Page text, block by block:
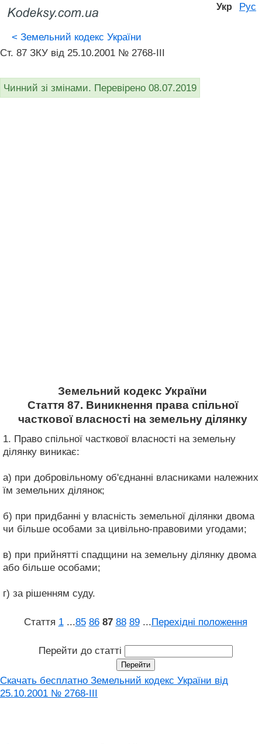
Укр Рус
< Земельний кодекс України
Ст. 87 ЗКУ від 25.10.2001 № 2768-III
Чинний зі змінами. Перевірено 08.07.2019
Земельний кодекс України
Стаття 87. Виникнення права спільної
часткової власності на земельну ділянку
1. Право спільної часткової власності на земельну
ділянку виникає:
а) при добровільному об'єднанні власниками належних
їм земельних ділянок;
б) при придбанні у власність земельної ділянки двома
чи більше особами за цивільно-правовими угодами;
в) при прийнятті спадщини на земельну ділянку двома
або більше особами;
г) за рішенням суду.
Стаття 1 ...85 86 87 88 89 ...Перехідні положення
Перейти до статті
Скачать бесплатно Земельний кодекс України від
25.10.2001 № 2768-III